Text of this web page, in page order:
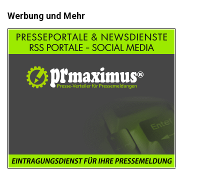
Werbung und Mehr